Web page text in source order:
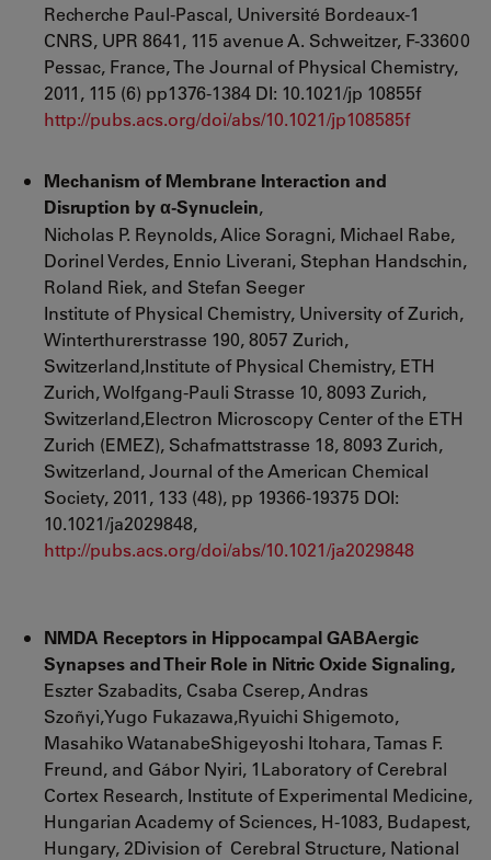
Recherche Paul-Pascal, Université Bordeaux-1
CNRS, UPR 8641, 115 avenue A. Schweitzer, F-33600
Pessac, France, The Journal of Physical Chemistry,
2011, 115 (6) pp1376-1384 DI: 10.1021/jp 10855f
http://pubs.acs.org/doi/abs/10.1021/jp108585f
Mechanism of Membrane Interaction and
Disruption by α-Synuclein,
Nicholas P. Reynolds, Alice Soragni, Michael Rabe,
Dorinel Verdes, Ennio Liverani, Stephan Handschin,
Roland Riek, and Stefan Seeger
Institute of Physical Chemistry, University of Zurich,
Winterthurerstrasse 190, 8057 Zurich,
Switzerland,Institute of Physical Chemistry, ETH
Zurich, Wolfgang-Pauli Strasse 10, 8093 Zurich,
Switzerland,Electron Microscopy Center of the ETH
Zurich (EMEZ), Schafmattstrasse 18, 8093 Zurich,
Switzerland, Journal of the American Chemical
Society, 2011, 133 (48), pp 19366-19375 DOI:
10.1021/ja2029848,
http://pubs.acs.org/doi/abs/10.1021/ja2029848
NMDA Receptors in Hippocampal GABAergic
Synapses and Their Role in Nitric Oxide Signaling,
Eszter Szabadits, Csaba Cserep, Andras
Szoñyi,Yugo Fukazawa,Ryuichi Shigemoto,
Masahiko WatanabeShigeyoshi Itohara, Tamas F.
Freund, and Gábor Nyiri, 1Laboratory of Cerebral
Cortex Research, Institute of Experimental Medicine,
Hungarian Academy of Sciences, H-1083, Budapest,
Hungary, 2Division of Cerebral Structure, National